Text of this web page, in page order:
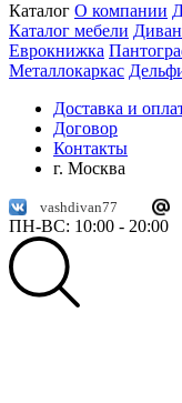
Каталог О компании
Каталог мебели
Еврокнижка
Металлокаркас
Доставка и
Договор
Контакты
г. Москва
vashdivan77
ПН-ВС: 10:00 - 20:00